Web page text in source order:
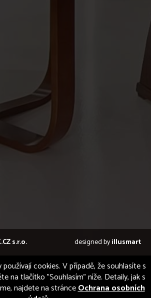
s.r.o. designed byillusmart
cookies. V případě, že souhlasíte s
na tlačítko "Souhlasím" níže. Detaily, jak s
najdete na stránceOchrana osobních